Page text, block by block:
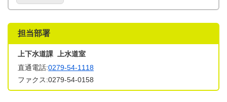
担当部署
上下水道課 上水道室
直通電話:0279-54-1118
ファクス:0279-54-0158